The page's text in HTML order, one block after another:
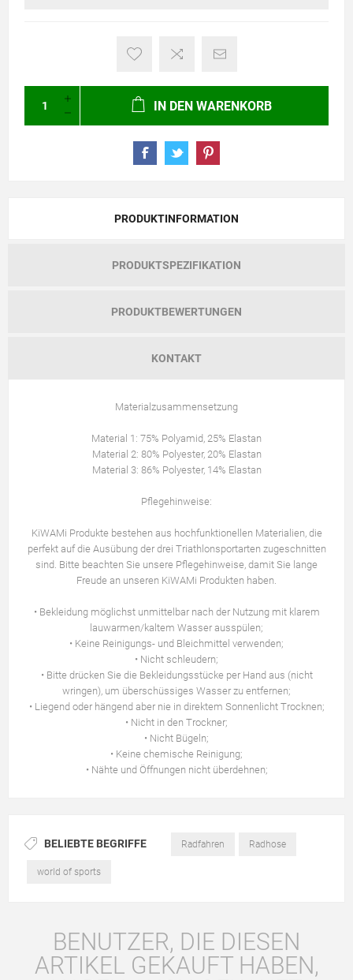
IN DEN WARENKORB
PRODUKTINFORMATION
PRODUKTSPEZIFIKATION
PRODUKTBEWERTUNGEN
KONTAKT
Materialzusammensetzung
Material 1: 75% Polyamid, 25% Elastan
Material 2: 80% Polyester, 20% Elastan
Material 3: 86% Polyester, 14% Elastan
Pflegehinweise:
KiWAMi Produkte bestehen aus hochfunktionellen Materialien, die
perfekt auf die Ausübung der drei Triathlonsportarten zugeschnitten
sind. Bitte beachten Sie unsere Pflegehinweise, damit Sie lange
Freude an unseren KiWAMi Produkten haben.
• Bekleidung möglichst unmittelbar nach der Nutzung mit klarem
lauwarmen/kaltem Wasser ausspülen;
• Keine Reinigungs- und Bleichmittel verwenden;
• Nicht schleudern;
• Bitte drücken Sie die Bekleidungsstücke per Hand aus (nicht
wringen), um überschüssiges Wasser zu entfernen;
• Liegend oder hängend aber nie in direktem Sonnenlicht Trocknen;
• Nicht in den Trockner;
• Nicht Bügeln;
• Keine chemische Reinigung;
• Nähte und Öffnungen nicht überdehnen;
BELIEBTE BEGRIFFE Radfahren Radhose
world of sports
BENUTZER, DIE DIESEN
ARTIKEL GEKAUFT HABEN,